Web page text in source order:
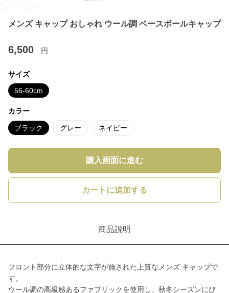
メンズ キャップ おしゃれ ウール調 ベースボールキャップ
6,500 円
サイズ
56-60cm
カラー
ブラック グレー ネイビー
購入画面に進む
カートに追加する
商品説明
フロント部分に立体的な文字が施された上質なメンズ キャップで
す。
ウール調の高級感あるファブリックを使用し、秋冬シーズンにぴ